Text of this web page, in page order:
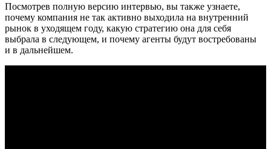
Посмотрев полную версию интервью, вы также узнаете,
почему компания не так активно выходила на внутренний
рынок в уходящем году, какую стратегию она для себя
выбрала в следующем, и почему агенты будут востребованы
и в дальнейшем.